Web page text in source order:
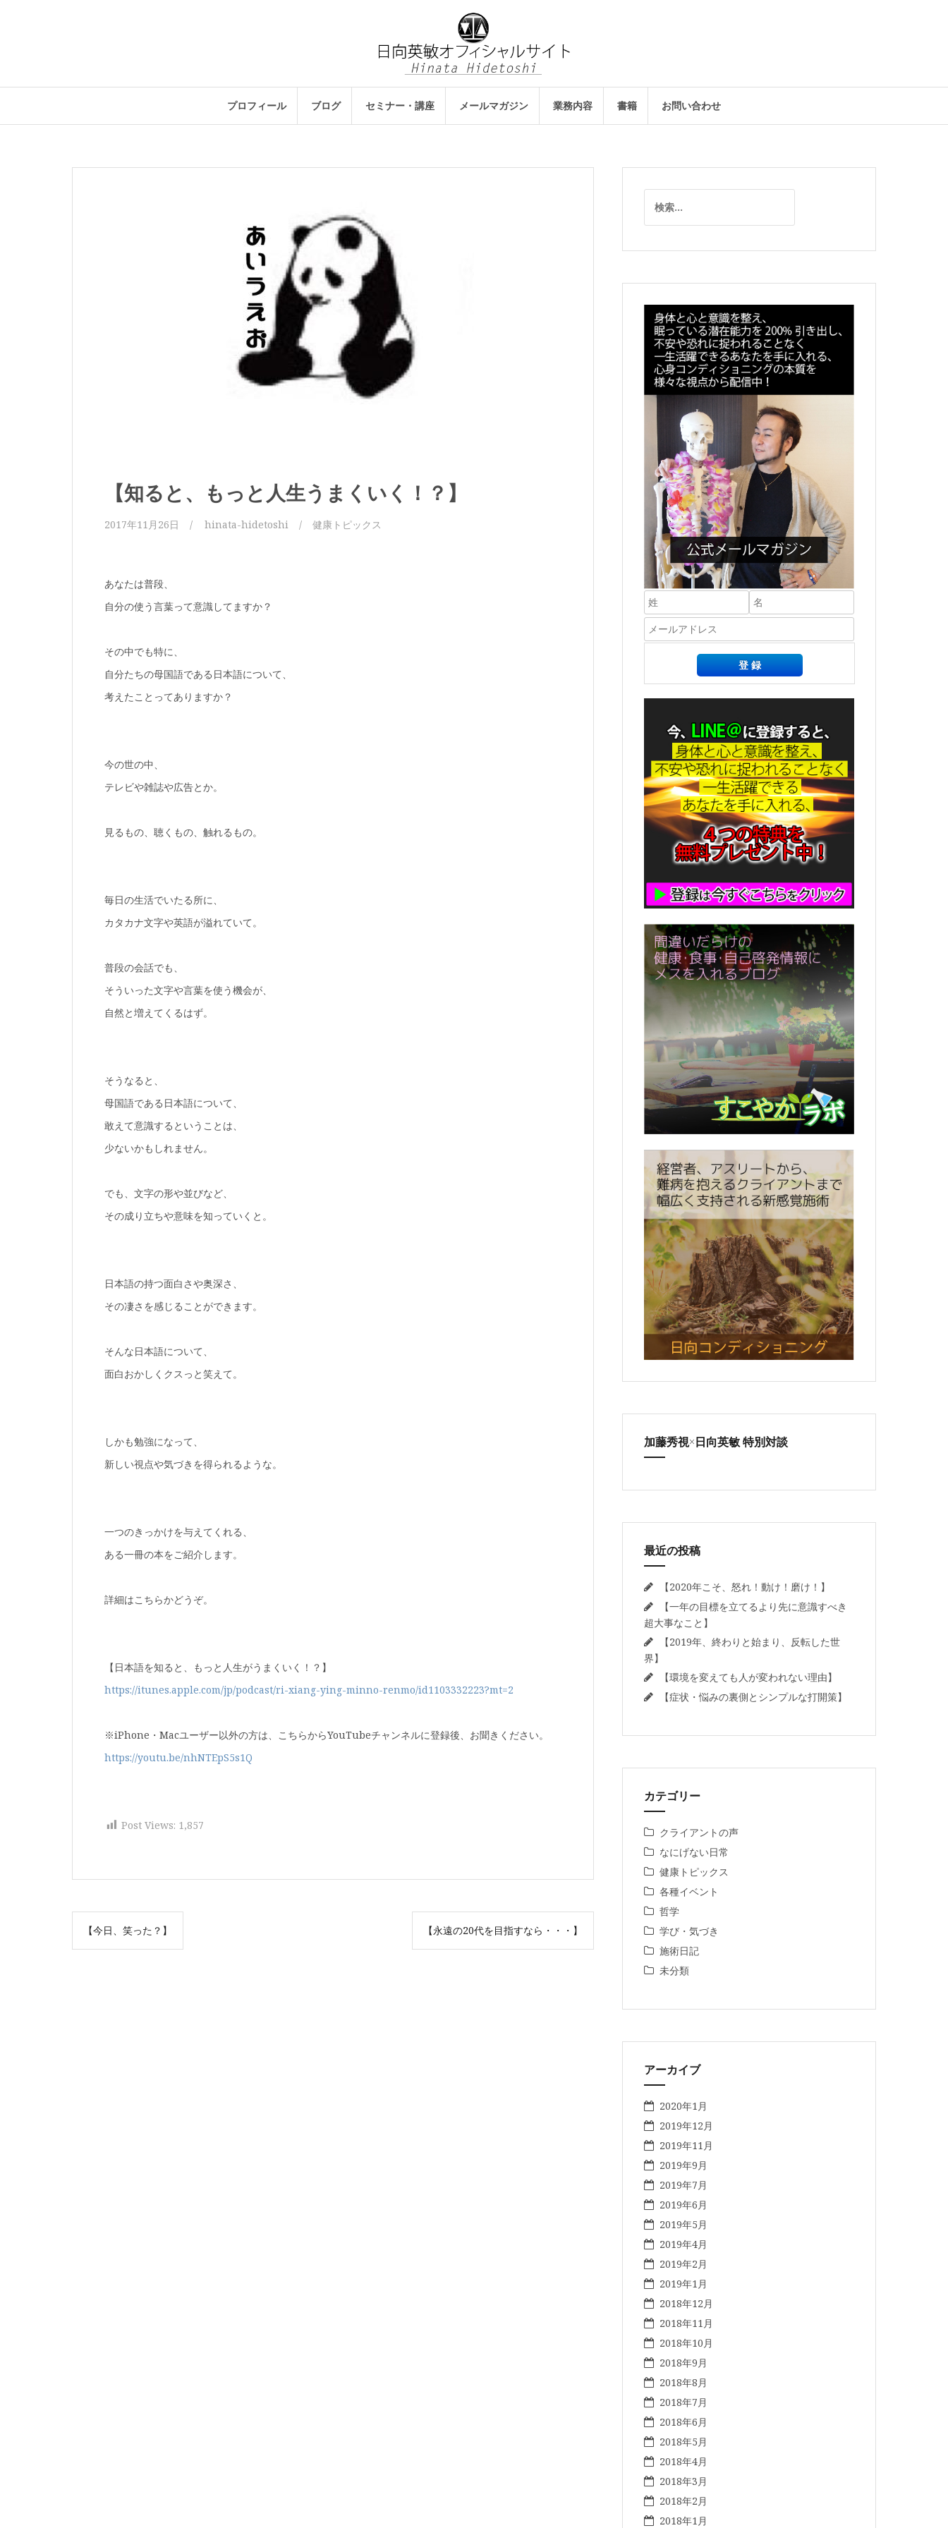
へ
プロフィール ブログ セミナー・講座 メールマガジン 業務内容 書籍 お問い合わせ
【知ると、もっと人生うまくいく！？】
2017年11月26日 hinata-hidetoshi 健康トピックス
あなたは普段、
自分の使う言葉って意識してますか？
その中でも特に、
自分たちの母国語である日本語について、
考えたことってありますか？
今の世の中、
テレビや雑誌や広告とか。
見るもの、聴くもの、触れるもの。
毎日の生活でいたる所に、
カタカナ文字や英語が溢れていて。
普段の会話でも、
そういった文字や言葉を使う機会が、
自然と増えてくるはず。
そうなると、
母国語である日本語について、
敢えて意識するということは、
少ないかもしれません。
でも、文字の形や並びなど、
その成り立ちや意味を知っていくと。
日本語の持つ面白さや奥深さ、
その凄さを感じることができます。
そんな日本語について、
面白おかしくクスっと笑えて。
しかも勉強になって、
新しい視点や気づきを得られるような。
一つのきっかけを与えてくれる、
ある一冊の本をご紹介します。
詳細はこちらかどうぞ。
【日本語を知ると、もっと人生がうまくいく！？】
https://itunes.apple.com/jp/podcast/ri-xiang-ying-minno-renmo/id1103332223?mt=2
※iPhone・Macユーザー以外の方は、こちらからYouTubeチャンネルに登録後、お聞きください。
https://youtu.be/nhNTEpS5s1Q
Post Views: 1,857
投
稿【今日、笑った？】 【永遠の20代を目指すなら・・・】
索:
加藤秀視×日向英敏 特別対談
最近の投稿
【2020年こそ、怒れ！動け！磨け！】
【一年の目標を立てるより先に意識すべき
超大事なこと】
【2019年、終わりと始まり、反転した世
界】
【環境を変えても人が変われない理由】
【症状・悩みの裏側とシンプルな打開策】
カテゴリー
クライアントの声
なにげない日常
健康トピックス
各種イベント
哲学
学び・気づき
施術日記
未分類
アーカイブ
2020年1月
2019年12月
2019年11月
2019年9月
2019年7月
2019年6月
2019年5月
2019年4月
2019年2月
2019年1月
2018年12月
2018年11月
2018年10月
2018年9月
2018年8月
2018年7月
2018年6月
2018年5月
2018年4月
2018年3月
2018年2月
2018年1月